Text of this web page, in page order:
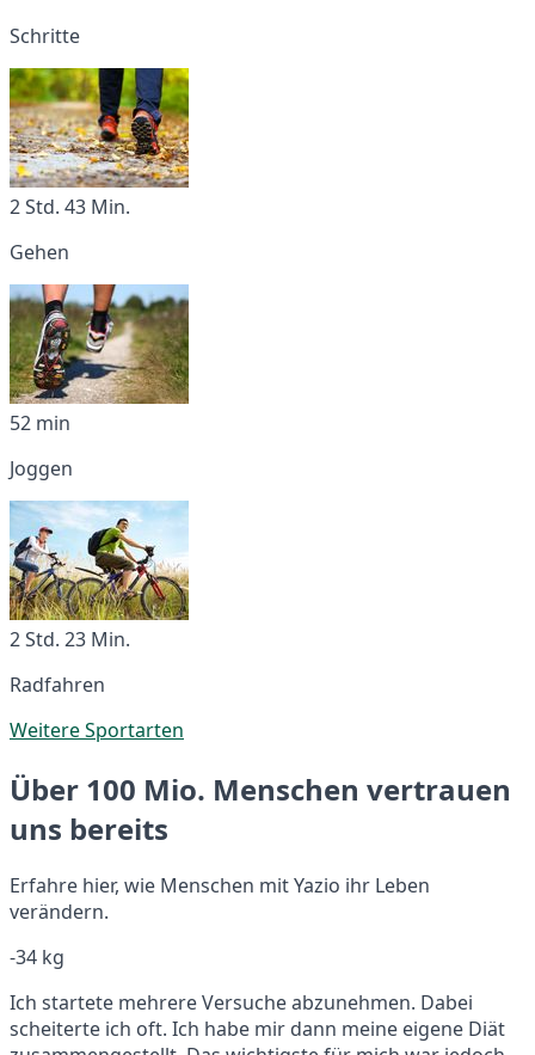
Schritte
2 Std. 43 Min.
Gehen
52 min
Joggen
2 Std. 23 Min.
Radfahren
Weitere Sportarten
Über 100 Mio. Menschen vertrauen
uns bereits
Erfahre hier, wie Menschen mit Yazio ihr Leben
verändern.
-34 kg
Ich startete mehrere Versuche abzunehmen. Dabei
scheiterte ich oft. Ich habe mir dann meine eigene Diät